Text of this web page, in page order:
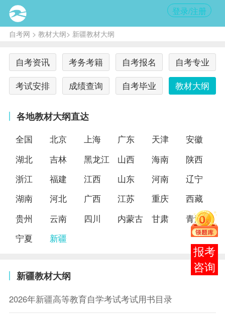
登录/注册
自考网 > 教材大纲> 新疆教材大纲
自考资讯 考务考籍 自考报名
自考专业
考试安排
成绩查询 自考毕业 教材大纲
各地教材大纲直达
全国 北京 上海 广东 天津
安徽
湖北
吉林 黑龙江 山西 海南
陕西
浙江
福建 江西 山东 河南
辽宁
湖南
河北 广西 江苏 重庆
西藏
贵州
云南 四川 内蒙古 甘肃
青海
宁夏
新疆
新疆教材大纲
2026年新疆高等教育自学考试考试用书目录
报考
咨询